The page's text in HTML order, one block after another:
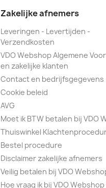
Zakelijke afnemers
Leveringen - Levertijden -
Verzendkosten
VDO Webshop Algemene
en zakelijke klanten
Contact en bedrijfsgegevens
Cookie beleid
AVG
Moet ik BTW betalen bij VDO
Thuiswinkel
Bestel procedure
Disclaimer zakelijke afnemers
Veilig betalen bij VDO
Hoe vraag ik bij VDO